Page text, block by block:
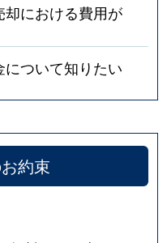
における費用が
ついて知りたい
約束